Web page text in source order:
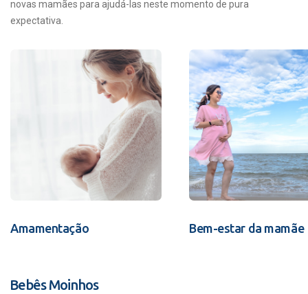
novas mamães para ajudá-las neste momento de pura
expectativa.
Amamentação Bem-estar da mamãe
Bebês Moinhos